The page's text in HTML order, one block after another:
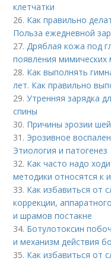
клетчатки
26. Как правильно
Польза ежедневной
27.Дряблая кожа под
появления мимических
28. Как выполнять
лет. Как правильно
29.Утренняя зарядка
спины
30. Причины эрозии
31. Эрозивное
Этиология и патогенез
32. Как часто надо
методики относятся к
33. Как избавиться от
коррекции,
и шрамов постакне
34. Ботулотоксин
и механизм действия
35. Как избавиться от